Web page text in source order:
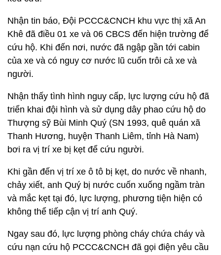
Nhận tin báo, Đội PCCC&CNCH khu vực thị xã An
Khê đã điều 01 xe và 06 CBCS đến hiện trường để
cứu hộ. Khi đến nơi, nước đã ngập gần tới cabin
của xe và có nguy cơ nước lũ cuốn trôi cả xe và
người.
Nhận thấy tình hình nguy cấp, lực lượng cứu hộ đã
triển khai đội hình và sử dụng dây phao cứu hộ do
Thượng sỹ Bùi Minh Quý (SN 1993, quê quán xã
Thanh Hương, huyện Thanh Liêm, tỉnh Hà Nam)
bơi ra vị trí xe bị kẹt để cứu người.
Khi gần đến vị trí xe ô tô bị kẹt, do nước về nhanh,
chảy xiết, anh Quý bị nước cuốn xuống ngầm tràn
và mắc kẹt tại đó, lực lượng, phương tiện hiện có
không thể tiếp cận vị trí anh Quý.
Ngay sau đó, lực lượng phòng cháy chứa cháy và
cứu nạn cứu hộ PCCC&CNCH đã gọi điện yêu cầu